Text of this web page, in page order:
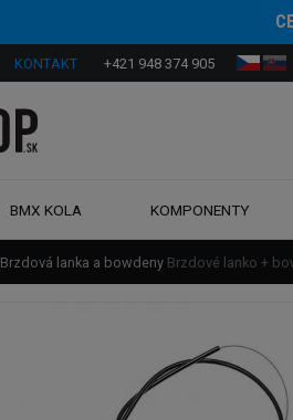
KONTAKT +421 948 374 905
BMX KOLA KOMPONENTY
Brzdová lanka a bowdeny Brzdové lanko +